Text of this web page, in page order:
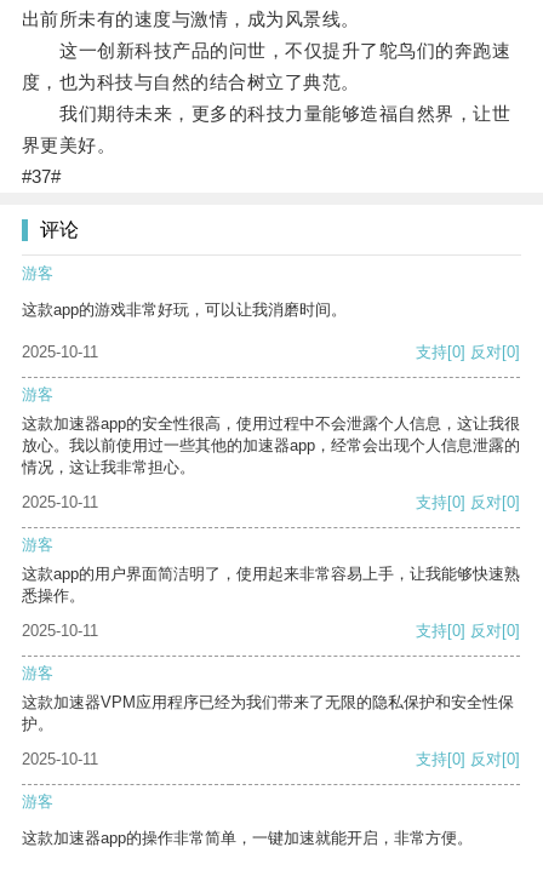
出前所未有的速度与激情，成为风景线。
这一创新科技产品的问世，不仅提升了鸵鸟们的奔跑速
度，也为科技与自然的结合树立了典范。
我们期待未来，更多的科技力量能够造福自然界，让世
界更美好。
#37#
评论
游客
这款app的游戏非常好玩，可以让我消磨时间。
2025-10-11 支持[0] 反对[0]
游客
这款加速器app的安全性很高，使用过程中不会泄露个人信息，这让我很
放心。我以前使用过一些其他的加速器app，经常会出现个人信息泄露的
情况，这让我非常担心。
2025-10-11
支持[0] 反对[0]
游客
这款app的用户界面简洁明了，使用起来非常容易上手，让我能够快速熟
悉操作。
2025-10-11
支持[0] 反对[0]
游客
这款加速器VPM应用程序已经为我们带来了无限的隐私保护和安全性保
护。
2025-10-11
支持[0] 反对[0]
游客
这款加速器app的操作非常简单，一键加速就能开启，非常方便。